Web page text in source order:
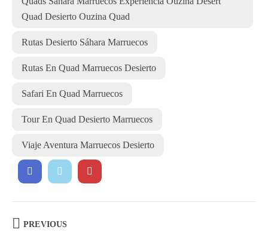
Quad Desierto Ouzina Quad
Rutas Desierto Sáhara Marruecos
Rutas En Quad Marruecos Desierto
Safari En Quad Marruecos
Tour En Quad Desierto Marruecos
Viaje Aventura Marruecos Desierto
PREVIOUS